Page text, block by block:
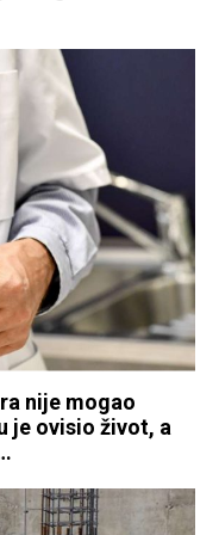
nije mogao
je ovisio život, a